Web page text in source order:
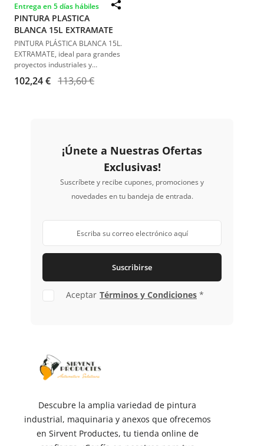
Entrega en 5 días hábiles
PINTURA PLASTICA
BLANCA 15L EXTRAMATE
PINTURA PLÁSTICA BLANCA 15L.
EXTRAMATE, ideal para grandes
proyectos industriales y
automotrices. Ofrece un acabado
extramate duradero y uniforme.
102,24 € 113,60 €
¡Únete a Nuestras Ofertas
Exclusivas!
Suscríbete y recibe cupones, promociones y
novedades en tu bandeja de entrada.
Suscribirse
Aceptar Términos y Condiciones *
Descubre la amplia variedad de pintura
industrial, maquinaria y anexos que ofrecemos
en Sirvent Productes, tu tienda online de